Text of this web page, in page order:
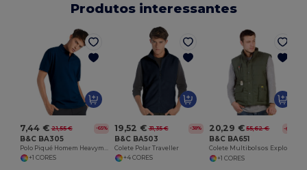
Produtos interessantes
7,44 € 21,55 € -65%
B&C BA305
+1 CORES
19,52 € 31,35 € -38%
B&C BA503
Colete Polar Traveller
+4 CORES
20,29 € 55,62 € -64%
B&C BA651
+1 CORES